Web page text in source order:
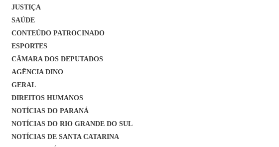
JUSTIÇA
SAÚDE
CONTEÚDO PATROCINADO
ESPORTES
CÂMARA DOS DEPUTADOS
AGÊNCIA DINO
GERAL
DIREITOS HUMANOS
NOTÍCIAS DO PARANÁ
NOTÍCIAS DO RIO GRANDE DO SUL
NOTÍCIAS DE SANTA CATARINA